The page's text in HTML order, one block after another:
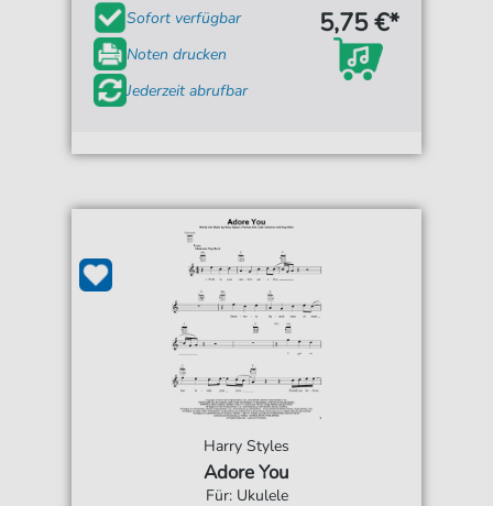
Sofort verfügbar
Noten drucken
Jederzeit abrufbar
5,75 €*
Harry Styles
Adore You
Für: Ukulele